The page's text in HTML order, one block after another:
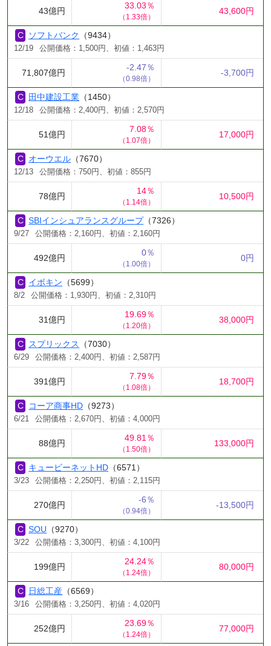
43億円
33.03％
（1.33倍）
43,600円
ソフトバンク （9434）
12/19 公開価格：1,500円、初値：1,463円
71,807億円
-2.47％
（0.98倍）
-3,700円
田中建設工業 （1450）
12/18 公開価格：2,400円、初値：2,570円
51億円
7.08％
（1.07倍）
17,000円
オーウエル （7670）
12/13 公開価格：750円、初値：855円
78億円
14％
（1.14倍）
10,500円
SBIインシュアランスグループ（7326）
9/27 公開価格：2,160円、初値：2,160円
492億円
0％
（1.00倍）
0円
イボキン （5699）
8/2 公開価格：1,930円、初値：2,310円
31億円
19.69％
（1.20倍）
38,000円
スプリックス （7030）
6/29 公開価格：2,400円、初値：2,587円
391億円
7.79％
（1.08倍）
18,700円
コーア商事HD （9273）
6/21 公開価格：2,670円、初値：4,000円
88億円
49.81％
（1.50倍）
133,000円
キュービーネットHD （6571）
3/23 公開価格：2,250円、初値：2,115円
270億円
-6％
（0.94倍）
-13,500円
SOU （9270）
3/22 公開価格：3,300円、初値：4,100円
199億円
24.24％
（1.24倍）
80,000円
日総工産 （6569）
3/16 公開価格：3,250円、初値：4,020円
252億円
23.69％
（1.24倍）
77,000円